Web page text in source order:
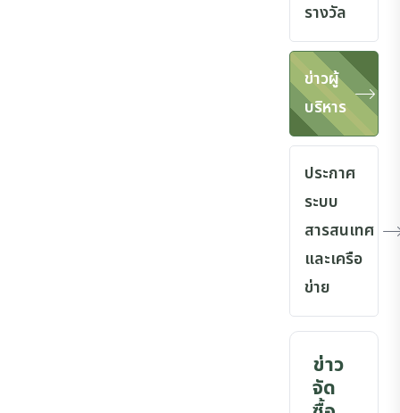
รางวัล
ข่าวผู้
บริหาร
ประกาศ
ระบบ
สารสนเทศ
และเครือ
ข่าย
ข่าว
จัด